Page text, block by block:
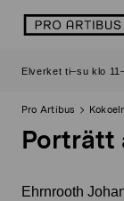
sisältöön
logo
Elverket ti–su klo
Pro Artibus
Porträtt
Ehrnrooth